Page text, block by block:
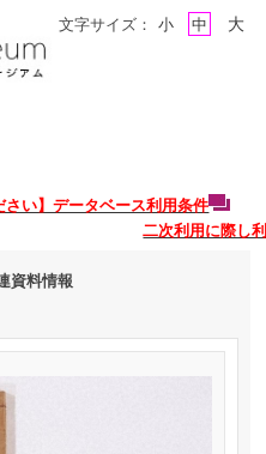
さい】データベース利用条件
二次利用に際し
文字サイズ： 小 中 大
資料情報